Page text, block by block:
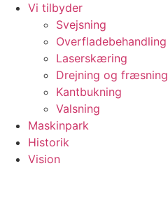
Vi tilbyder
Svejsning
Overfladebehandling
Laserskæring
Drejning og fræsning
Kantbukning
Valsning
Maskinpark
Historik
Vision